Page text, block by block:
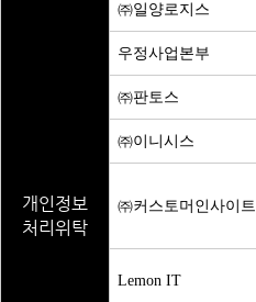
개인정보
처리위탁
㈜일양로지스
우정사업본부
㈜판토스
㈜이니시스
㈜커스토머인사이트
Lemon IT